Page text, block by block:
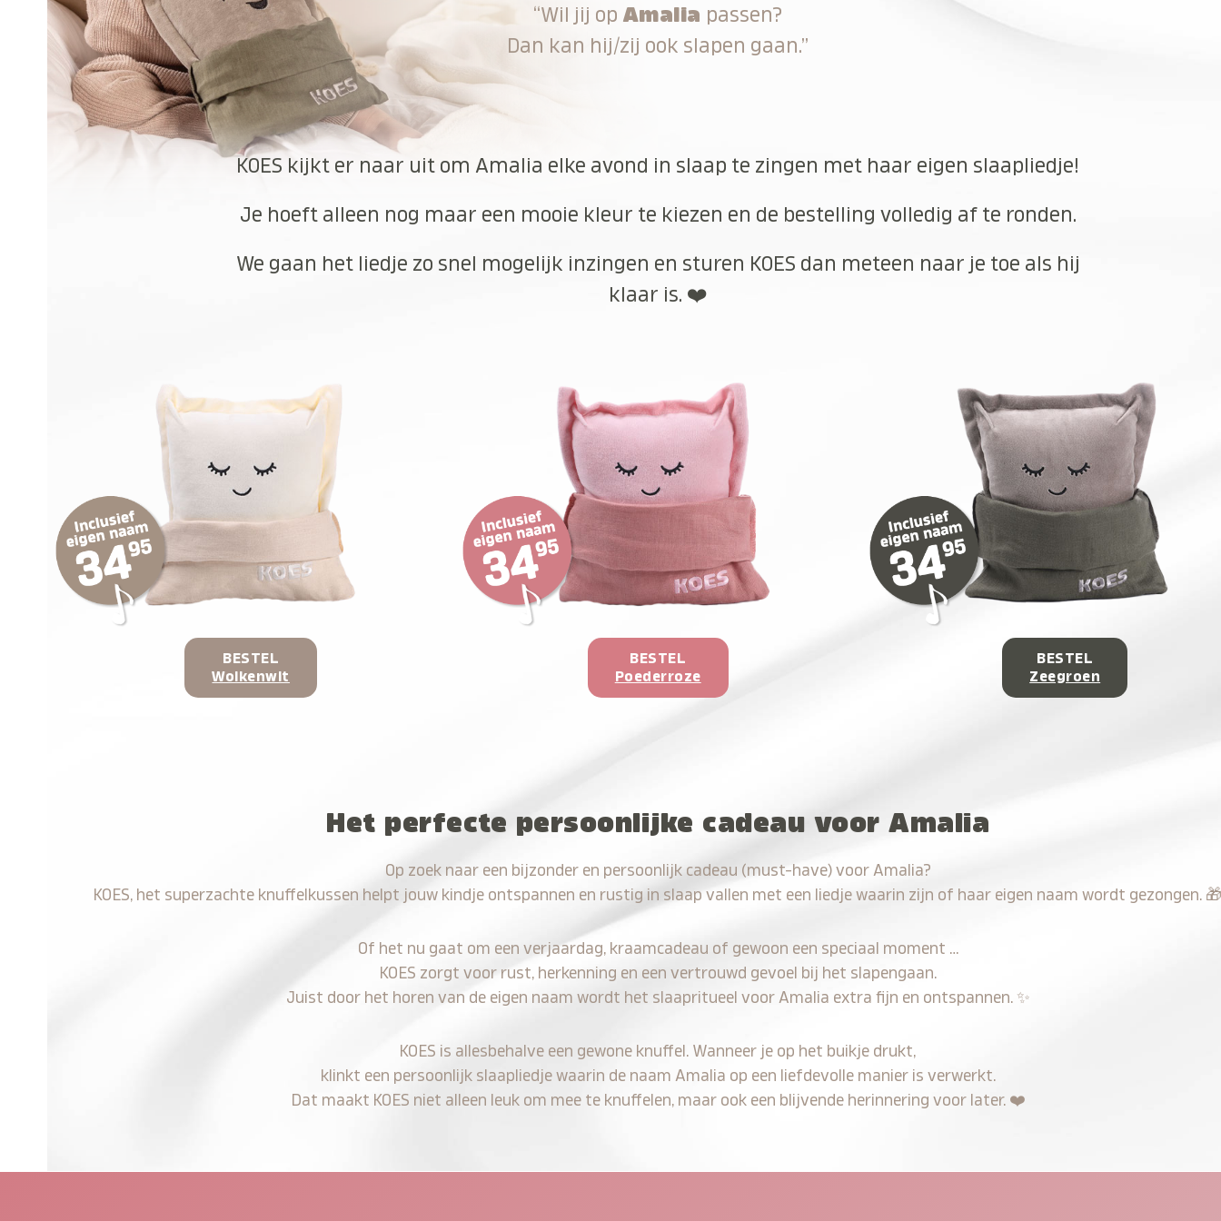
“Wil jij op Amalia passen?
Dan kan hij/zij ook slapen gaan.”
KOES kijkt er naar uit om Amalia elke avond in slaap te zingen met haar eigen slaapliedje!
Je hoeft alleen nog maar een mooie kleur te kiezen en de bestelling volledig af te ronden.
We gaan het liedje zo snel mogelijk inzingen en sturen KOES dan meteen naar je toe als hij
klaar is. ❤️
BESTEL
Wolkenwit
BESTEL
Poederroze
BESTEL
Zeegroen
Het perfecte persoonlijke cadeau voor Amalia
Op zoek naar een bijzonder en persoonlijk cadeau (must-have) voor Amalia?
KOES, het superzachte knuffelkussen helpt jouw kindje ontspannen en rustig in slaap vallen met een liedje waarin zijn of haar eigen naam wordt gezongen.
Of het nu gaat om een verjaardag, kraamcadeau of gewoon een speciaal moment …
KOES zorgt voor rust, herkenning en een vertrouwd gevoel bij het slapengaan.
Juist door het horen van de eigen naam wordt het slaapritueel voor Amalia extra fijn en ontspannen. ✨
KOES is allesbehalve een gewone knuffel. Wanneer je op het buikje drukt,
klinkt een persoonlijk slaapliedje waarin de naam Amalia op een liefdevolle manier is verwerkt.
Dat maakt KOES niet alleen leuk om mee te knuffelen, maar ook een blijvende herinnering voor later. ❤️